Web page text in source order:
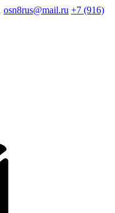
osn8rus@mail.ru +7 (916)